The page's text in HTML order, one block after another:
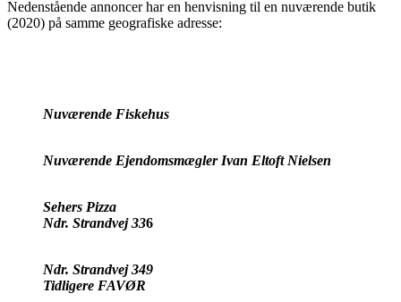
Nedenstående annoncer har en henvisning til en nuværende butik
(2020) på samme geografiske adresse:
Nuværende Fiskehus
Nuværende Ejendomsmægler Ivan Eltoft Nielsen
Sehers Pizza
Ndr. Strandvej 336
Ndr. Strandvej 349
Tidligere FAVØR